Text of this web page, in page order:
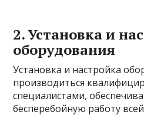
2. Установка и
оборудования
Установка и настройка
производиться
специалистами,
бесперебойную работу